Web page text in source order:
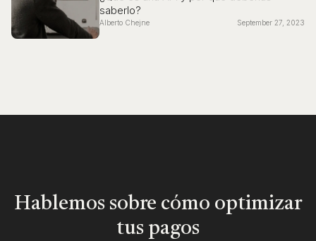
saberlo?
Alberto Chejne September 27, 2023
Hablemos sobre cómo optimizar
tus pagos